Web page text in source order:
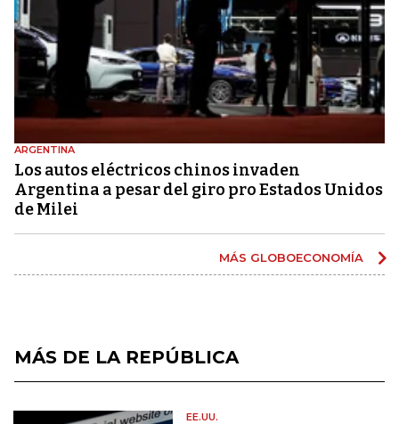
ARGENTINA
Los autos eléctricos chinos invaden
Argentina a pesar del giro pro Estados Unidos
de Milei
MÁS GLOBOECONOMÍA
MÁS DE LA REPÚBLICA
EE.UU.